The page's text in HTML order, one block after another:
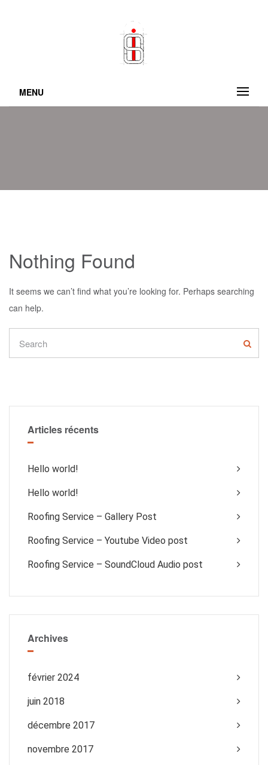
MENU
Nothing Found
It seems we can’t find what you’re looking for. Perhaps searching
can help.
Articles récents
Hello world!
Hello world!
Roofing Service – Gallery Post
Roofing Service – Youtube Video post
Roofing Service – SoundCloud Audio post
Archives
février 2024
juin 2018
décembre 2017
novembre 2017